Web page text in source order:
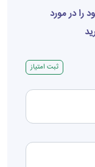
را در مورد
ثبت امتیاز